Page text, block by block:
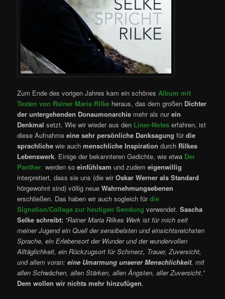
Zum Ende des vorigen Jahres kam ein schönesAlbum mit
Texten von Rainer Maria Rilke heraus, das dem großen Dichter
der untergehenden Donaumonarchie mehr als nurein
Denkmal setzt. Wie wir wieder aus den Liner-Notes erfahren, ist
diese Aufnahmeeine sehr persönliche Danksagung fürdie
sprachliche wie auchmenschliche Inspiration durch Rilkes
Lebenswerk. Einige der bekannteren Gedichte, wie etwa Der
Panther, werden soeinfühlsam und zudemeigenwillig
interpretiert, dass sie uns (die wirOskar Werner als Standard
hörgewohnt sind) völlig neueWahrnehmungsebenen
erschließen. Das haben wir auch sogleich fürdie
Signation/Collage zur heutigen Sendung verwendet.Sascha
Selke schreibt: “Rainer Maria Rilkes Werk ist für mich seit
meiner Jugend ein Quell der sensibelsten und einsichtsreichsten
Sprache, ein Erlebensort der Wunder und der wundervollen
Alltäglichkeit, ein Rückzugsort für Schmerz, Trauer, Zuversicht,
und allem voran:eine Umarmung unserer Menschlichkeit, mit
allen Schwächen, allen Stärken, allen Ängsten, aller Zuversicht.”
Dem wollen wir nichts mehr hinzufügen.